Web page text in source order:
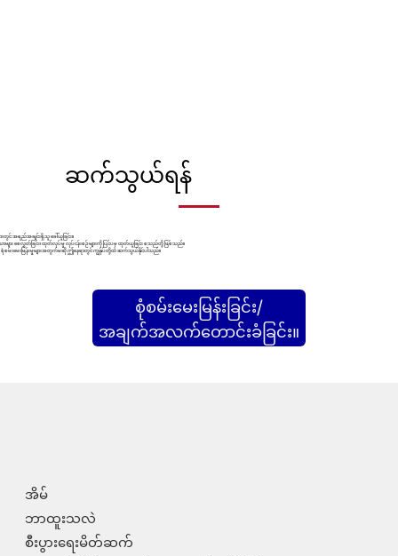
ဆက်သွယ်ရန်
ားတွင် အရည်အချင်းရှိသူ ခေါ်ယူခြင်း။
ာများ စေလွှတ်ခြင်း၊ ထုတ်လုပ်မှု လုပ်ငန်းစဉ်များကို ပြင်ပမှ ထုတ်ယူခြင်း စသည်တို့ ဖြစ်သည်။
မ်းမေးမြန်းမှုများအတွက်မဆို ဤနေရာတွင် ကျွန်ုပ်တို့ထံ ဆက်သွယ်နိုင်ပါသည်။
စုံစမ်းမေးမြန်းခြင်း/
အချက်အလက်တောင်းခံခြင်း။
အိမ်
ဘာထူးသလဲ
စီးပွားရေးမိတ်ဆက်